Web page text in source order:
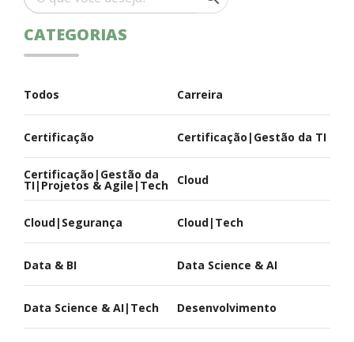
computação …
CATEGORIAS
Todos Carreira
Certificação Certificação|Gestão da TI
Certificação|Gestão da
TI|Projetos & Agile|Tech Cloud
Cloud|Segurança Cloud|Tech
Data & BI Data Science & AI
Data Science & AI|Tech Desenvolvimento